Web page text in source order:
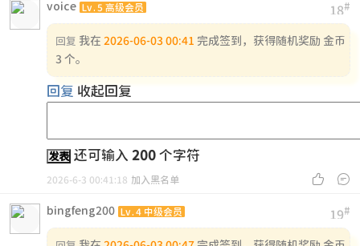
18#
voice Lv.5 高级会员
回复 我在 2026-06-03 00:41 完成签到，获得随机奖励 金币
3 个。
回复 收起回复
发表 还可输入 200 个字符
 
2026-6-3 00:41:18 加入黑名单
19#
bingfeng200 Lv.4 中级会员